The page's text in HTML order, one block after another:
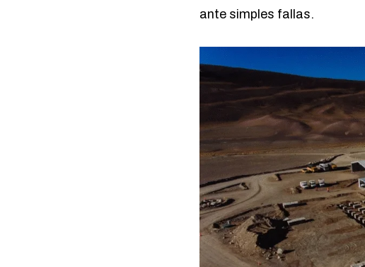
ante simples fallas.